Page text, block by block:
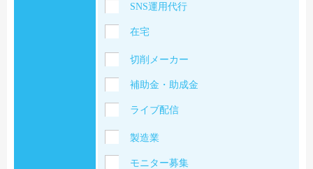
SNS運用代行
在宅
切削メーカー
補助金・助成金
ライブ配信
製造業
モニター募集